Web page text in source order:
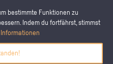
bestimmte Funktionen zu
Indem du fortfährst, stimmst
Informationen